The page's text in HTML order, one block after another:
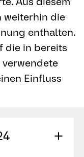
weiterhin die
enthalten.
die in bereits
Einfluss